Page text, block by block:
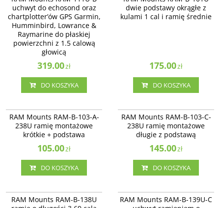
GPS Garmin, Humminbird,
Lowrance & Raymarine
montowany do płaskiej
powierzchni z 1.5 calową głowicą
obrotową.
uchwyt do echosond oraz
chartplotter’ów GPS Garmin,
Humminbird, Lowrance &
Raymarine do płaskiej
powierzchni z 1.5 calową
głowicą
319.00zł
DO KOSZYKA
ramię średnie
dwie podstawy okrągłe z
kulami 1 cal i ramię średnie
175.00zł
DO KOSZYKA
RAM Mounts RAM-B-103-A-238U
ramię montażowe krótkie +
podstawa
RAM Mounts RAM-B-103-A-
238U ramię montażowe
krótkie + podstawa
105.00zł
DO KOSZYKA
RAM Mounts RAM-B-103-C-238U
ramię montażowe długie z
podstawą
RAM Mounts RAM-B-103-C-
238U ramię montażowe
długie z podstawą
145.00zł
DO KOSZYKA
RAM-B-138U ramię o długości 3.69
cala montowane do płaskiej
RAM Mounts RAM-B-138U
RAM-B-139U-C uchwyt ramieniem
o długości 6 cali.
RAM Mounts RAM-B-139U-C